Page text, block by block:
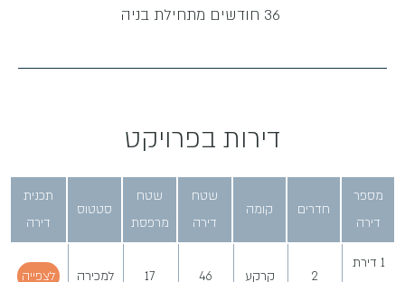
דירות בפרויקט
מספר
דירה
חדרים קומה
שטח
דירה
שטח
מרפסת
סטטוס
תכנית
דירה
1 דירת
2 קרקע 46
17 למכירה לצפייה